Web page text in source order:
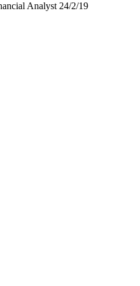
Analyst 24/2/19